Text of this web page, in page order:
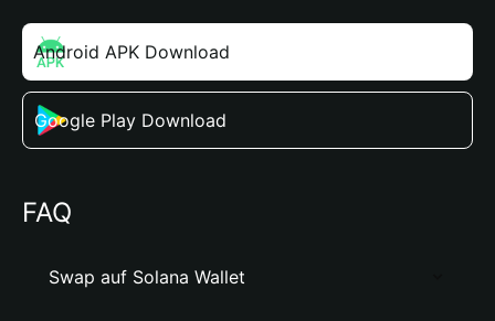
Android APK Download
Google Play Download
FAQ
Swap auf Solana Wallet